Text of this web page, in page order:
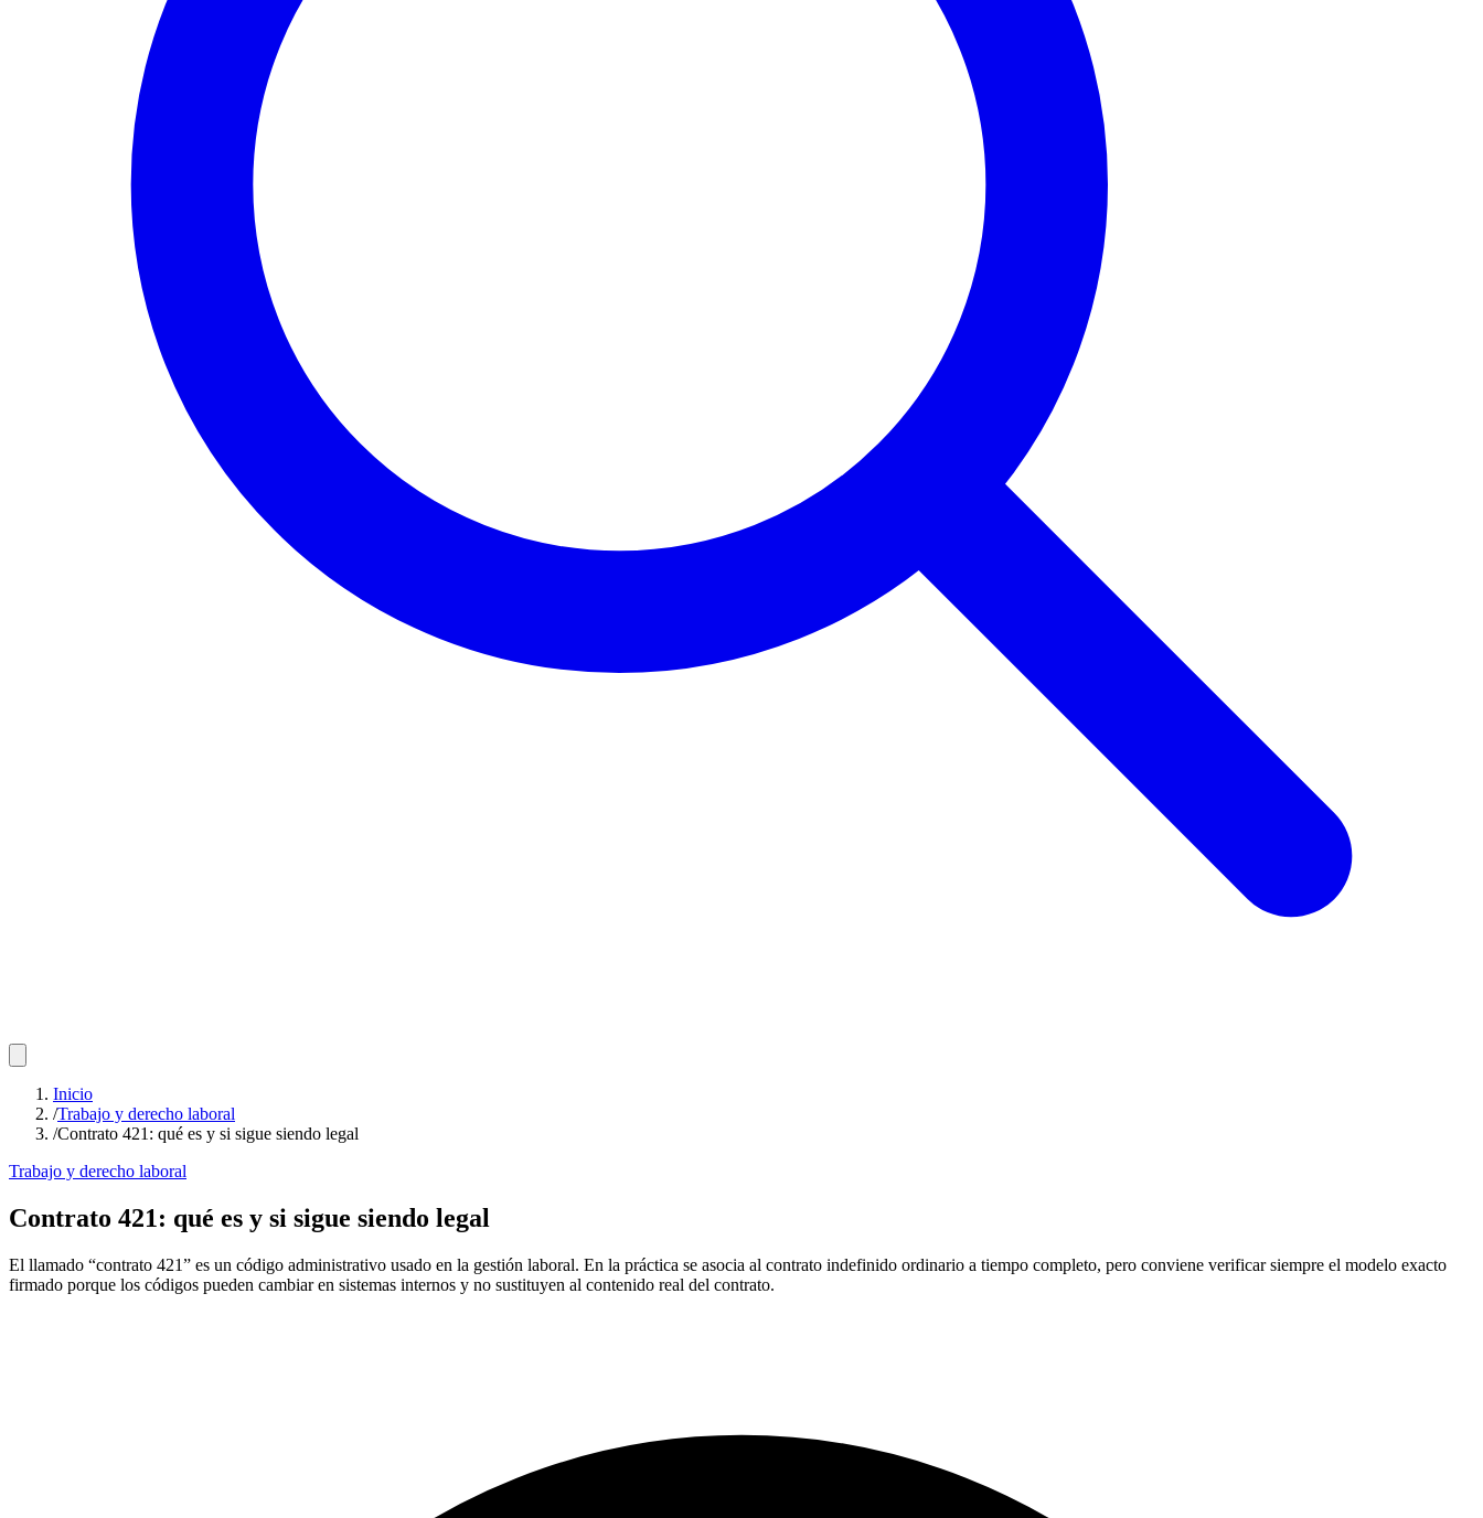
Inicio
/Trabajo y derecho laboral
/Contrato 421: qué es y si sigue siendo legal
Trabajo y derecho laboral
Contrato 421: qué es y si sigue siendo legal
El llamado “contrato 421” es un código administrativo usado en la gestión laboral. En la práctica se asocia al contrato indefinido ordinario a tiempo completo, pero conviene verificar siempre el modelo exacto
firmado porque los códigos pueden cambiar en sistemas internos y no sustituyen al contenido real del contrato.